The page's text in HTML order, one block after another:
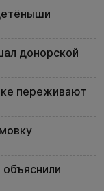
донорской
переживают